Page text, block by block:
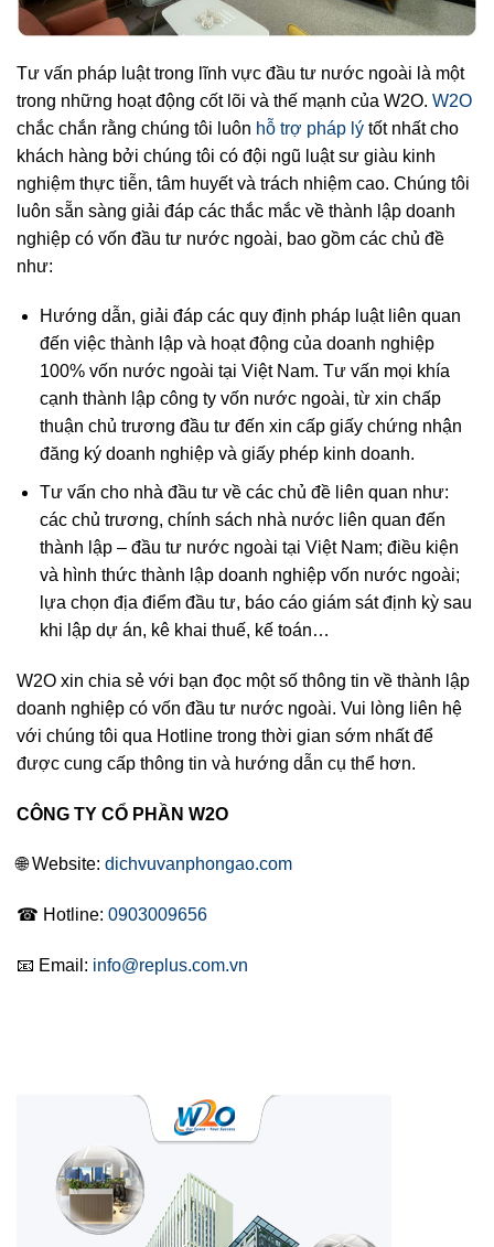
Tư vấn pháp luật trong lĩnh vực đầu tư nước ngoài là một
trong những hoạt động cốt lõi và thế mạnh của W2O. W2O
chắc chắn rằng chúng tôi luôn hỗ trợ pháp lý tốt nhất cho
khách hàng bởi chúng tôi có đội ngũ luật sư giàu kinh
nghiệm thực tiễn, tâm huyết và trách nhiệm cao. Chúng tôi
luôn sẵn sàng giải đáp các thắc mắc về thành lập doanh
nghiệp có vốn đầu tư nước ngoài, bao gồm các chủ đề
như:
Hướng dẫn, giải đáp các quy định pháp luật liên quan
đến việc thành lập và hoạt động của doanh nghiệp
100% vốn nước ngoài tại Việt Nam. Tư vấn mọi khía
cạnh thành lập công ty vốn nước ngoài, từ xin chấp
thuận chủ trương đầu tư đến xin cấp giấy chứng nhận
đăng ký doanh nghiệp và giấy phép kinh doanh.
Tư vấn cho nhà đầu tư về các chủ đề liên quan như:
các chủ trương, chính sách nhà nước liên quan đến
thành lập – đầu tư nước ngoài tại Việt Nam; điều kiện
và hình thức thành lập doanh nghiệp vốn nước ngoài;
lựa chọn địa điểm đầu tư, báo cáo giám sát định kỳ sau
khi lập dự án, kê khai thuế, kế toán…
W2O xin chia sẻ với bạn đọc một số thông tin về thành lập
doanh nghiệp có vốn đầu tư nước ngoài. Vui lòng liên hệ
với chúng tôi qua Hotline trong thời gian sớm nhất để
được cung cấp thông tin và hướng dẫn cụ thể hơn.
CÔNG TY CỔ PHẦN W2O
🌐 Website: dichvuvanphongao.com
☎ Hotline: 0903009656
📧 Email: info@replus.com.vn